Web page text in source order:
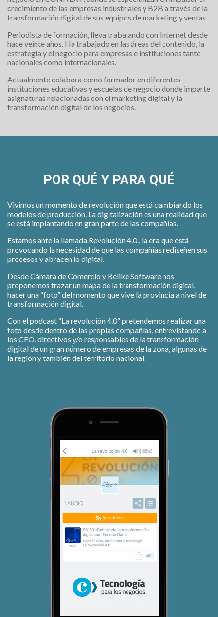
crecimiento de las empresas industriales y B2B a través de la
transformación digital de sus equipos de marketing y ventas.
Periodista de formación, lleva trabajando con Internet desde
hace veinte años. Ha trabajado en las áreas del contenido, la
estrategia y el negocio para empresas e instituciones tanto
nacionales como internacionales.
Actualmente colabora como formador en diferentes
instituciones educativas y escuelas de negocio donde imparte
asignaturas relacionadas con el marketing digital y la
transformación digital de los negocios.
POR QUÉ Y PARA QUÉ
Vivimos un momento de revolución que está cambiando los
modelos de producción. La digitalización es una realidad que
se está implantando en gran parte de las compañías.
Estamos ante la llamada Revolución 4.0., la era que está
provocando la necesidad de que las compañías rediseñen sus
procesos y abracen lo digital.
Desde Cámara de Comercio y Belike Software nos
proponemos trazar un mapa de la transformación digital,
hacer una “foto” del momento que vive la provincia a nivel de
transformación digital.
Con el podcast “La revolución 4.0” pretendemos realizar una
foto desde dentro de las propias compañías, entrevistando a
los CEO, directivos y/o responsables de la transformación
digital de un gran número de empresas de la zona, algunas de
la región y también del territorio nacional.